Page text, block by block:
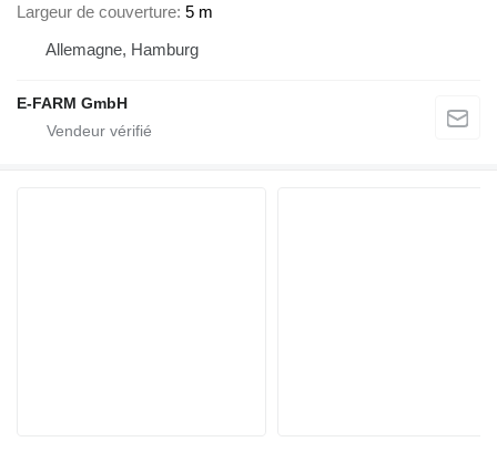
Largeur de couverture 5 m
Allemagne, Hamburg
E-FARM GmbH